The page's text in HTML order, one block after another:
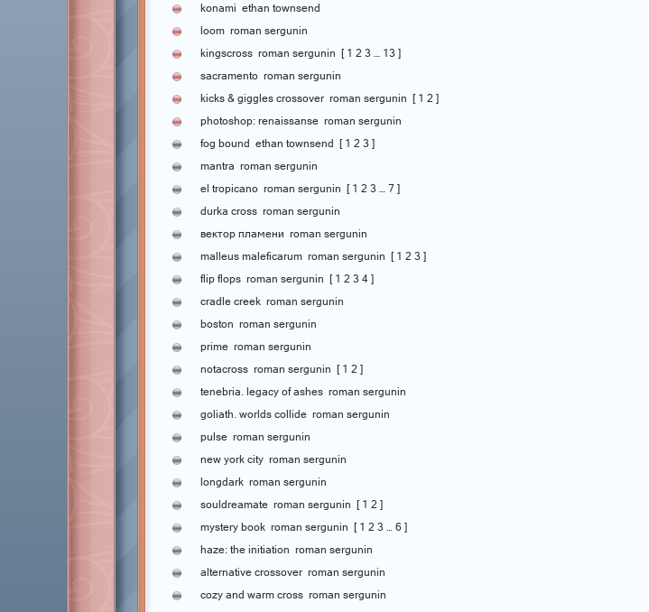
konami ethan townsend
loom roman sergunin
kingscross roman sergunin [ 1 2 3 13 ]
sacramento roman sergunin
kicks & giggles crossover roman sergunin [ 1 2 ]
photoshop: renaissanse roman sergunin
fog bound ethan townsend [ 1 2 3 ]
mantra roman sergunin
el tropicano roman sergunin [ 1 2 3 7 ]
durka cross roman sergunin
вектор пламени roman sergunin
malleus maleficarum roman sergunin [ 1 2 3 ]
flip flops roman sergunin [ 1 2 3 4 ]
cradle creek roman sergunin
boston roman sergunin
prime roman sergunin
notacross roman sergunin [ 1 2 ]
tenebria. legacy of ashes roman sergunin
goliath. worlds collide roman sergunin
pulse roman sergunin
new york city roman sergunin
longdark roman sergunin
souldreamate roman sergunin [ 1 2 ]
mystery book roman sergunin [ 1 2 3 6 ]
haze: the initiation roman sergunin
alternative crossover roman sergunin
cozy and warm cross roman sergunin